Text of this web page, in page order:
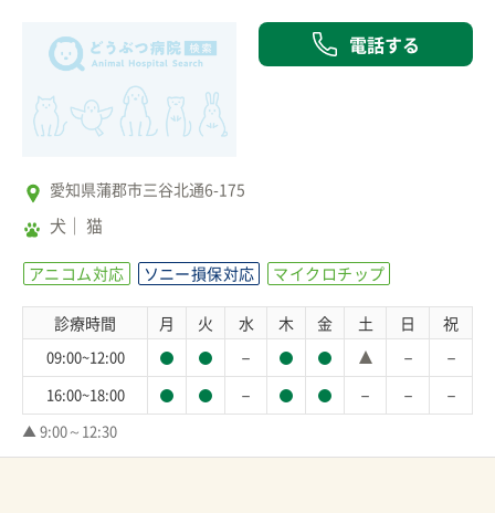
電話する
愛知県蒲郡市三谷北通6-175
犬 猫
アニコム対応 ソニー損保対応 マイクロチップ
診療時間 月 火 水 木 金 土 日 祝
09:00~12:00 － － －
16:00~18:00 － － － －
▲ 9:00～12:30